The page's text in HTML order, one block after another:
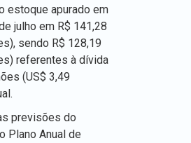
estoque apurado em
julho em R$ 141,28
sendo R$ 128,19
referentes à dívida
(US$ 3,49
previsões do
Plano Anual de